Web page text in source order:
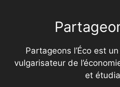
Partageons l’Éco est
vulgarisateur de
et